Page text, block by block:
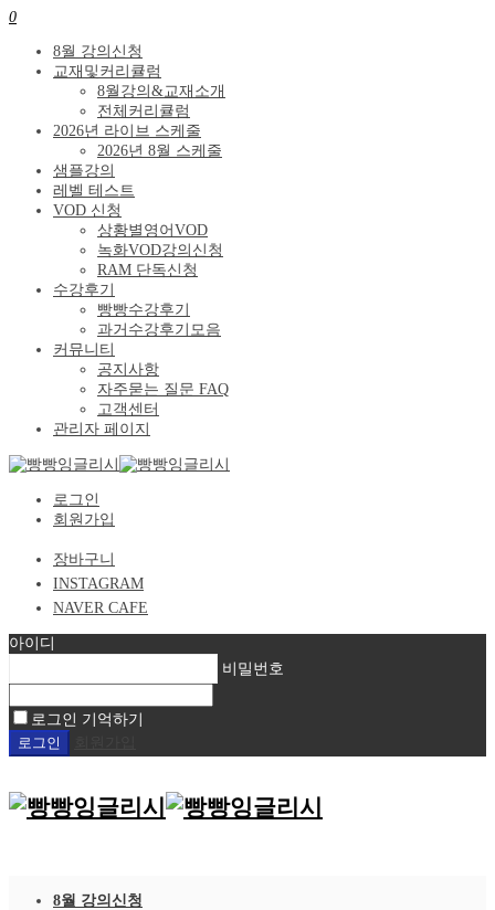
0
8월 강의신청
교재및커리큘럼
8월강의&교재소개
전체커리큘럼
2026년 라이브 스케줄
2026년 8월 스케줄
샘플강의
레벨 테스트
VOD 신청
상황별영어VOD
녹화VOD강의신청
RAM 단독신청
수강후기
빵빵수강후기
과거수강후기모음
커뮤니티
공지사항
자주묻는 질문 FAQ
고객센터
관리자 페이지
로그인
회원가입
장바구니
INSTAGRAM
NAVER CAFE
아이디
비밀번호
로그인 기억하기
8월 강의신청